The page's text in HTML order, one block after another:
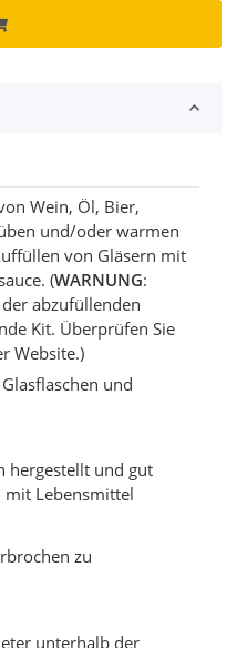
Wein, Öl, Bier,
und/oder warmen
von Gläsern mit
(WARNUNG:
abzufüllenden
Kit. Überprüfen Sie
Website.)
und
hergestellt und gut
mit Lebensmittel
zu
unterhalb der